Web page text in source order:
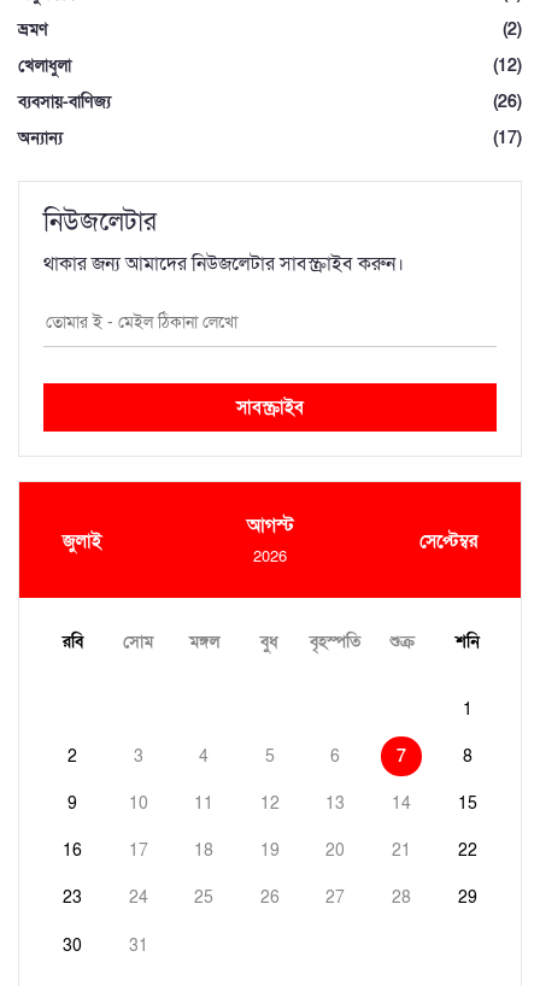
ভ্রমণ
(2)
খেলাধুলা
(12)
ব্যবসায়-বাণিজ্য
(26)
অন্যান্য
(17)
নিউজলেটার
থাকার জন্য আমাদের নিউজলেটার সাবস্ক্রাইব করুন।
সাবস্ক্রাইব
জুলাই
আগস্ট
2026
সেপ্টেম্বর
রবি সোম মঙ্গল বুধ বৃহস্পতি শুক্র শনি
1
2 3 4 5 6 7 8
9 10 11 12 13 14 15
16 17 18 19 20 21 22
23 24 25 26 27 28 29
30 31